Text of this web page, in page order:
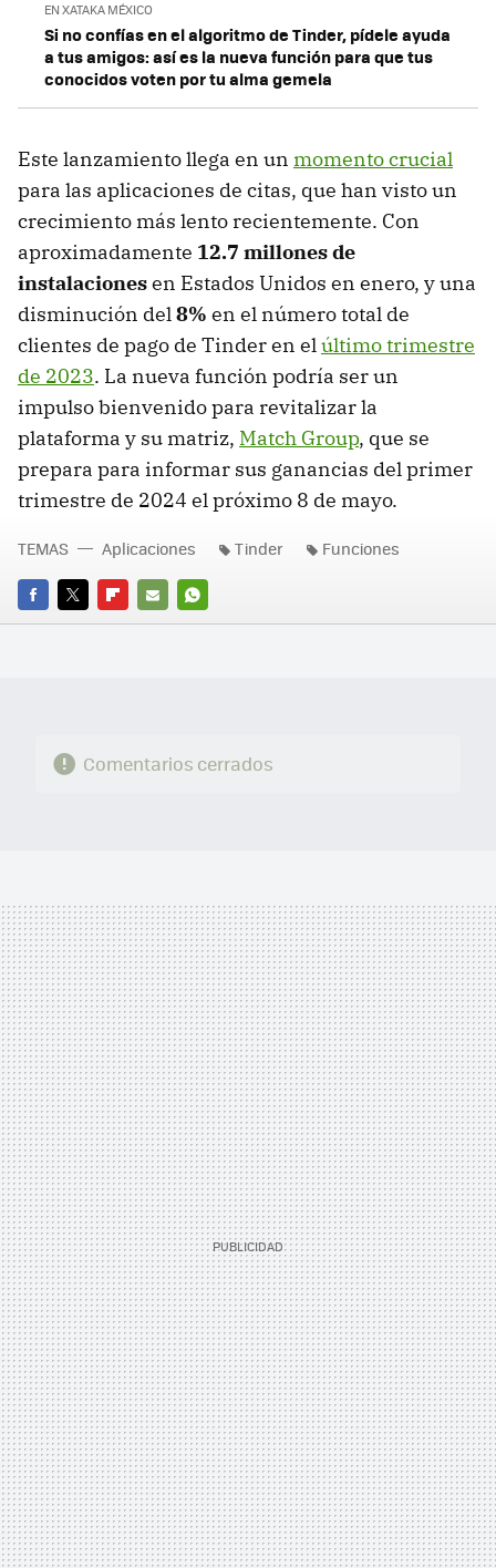
EN XATAKA MÉXICO
Si no confías en el algoritmo de Tinder, pídele ayuda
a tus amigos: así es la nueva función para que tus
conocidos voten por tu alma gemela
Este lanzamiento llega en un momento crucial
para las aplicaciones de citas, que han visto un
crecimiento más lento recientemente. Con
aproximadamente 12.7 millones de
instalacionesen Estados Unidos en enero, y una
disminución del8% en el número total de
clientes de pago de Tinder en elúltimo trimestre
de 2023. La nueva función podría ser un
impulso bienvenido para revitalizar la
plataforma y su matriz, Match Group, que se
prepara para informar sus ganancias del primer
trimestre de 2024 el próximo 8 de mayo.
FACEBOOK
TWITTERFLIPBOARD
E-
WHATSAPP
TEMAS Aplicaciones Tinder Funciones
Comentarios cerrados